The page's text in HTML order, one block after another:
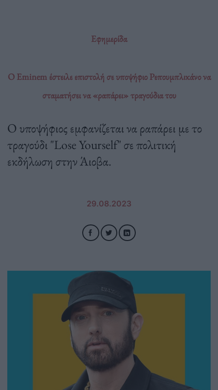
Εφημερίδα
O Eminem έστειλε επιστολή σε υποψήφιο Ρεπουμπλικάνο να
σταματήσει να «ραπάρει» τραγούδια του
Ο υποψήφιος εμφανίζεται να ραπάρει με το
τραγούδι "Lose Yourself" σε πολιτική
εκδήλωση στην Άιοβα.
29.08.2023